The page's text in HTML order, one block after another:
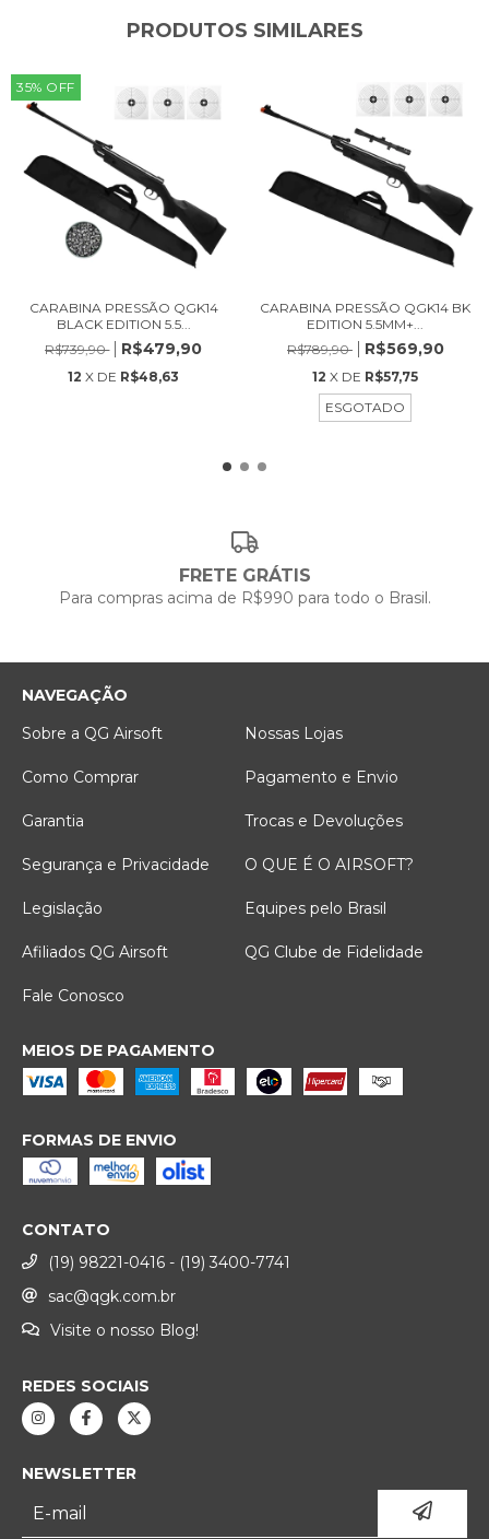
PRODUTOS SIMILARES
35% OFF
CARABINA PRESSÃO QGK14
BLACK EDITION 5.5...
R$739,90
R$479,90
12 X DE R$48,63
CARABINA PRESSÃO QGK14 BK
EDITION 5.5MM+...
R$789,90
R$569,90
12 X DE R$57,75
ESGOTADO
FRETE GRÁTIS
Para compras acima de R$990 para todo o Brasil.
NAVEGAÇÃO
Sobre a QG Airsoft
Nossas Lojas
Como Comprar Pagamento e Envio
Garantia Trocas e Devoluções
Segurança e Privacidade O QUE É O AIRSOFT?
Legislação Equipes pelo Brasil
Afiliados QG Airsoft QG Clube de Fidelidade
Fale Conosco
MEIOS DE PAGAMENTO
FORMAS DE ENVIO
CONTATO
(19) 98221-0416 - (19) 3400-7741
sac@qgk.com.br
Visite o nosso Blog!
REDES SOCIAIS
NEWSLETTER